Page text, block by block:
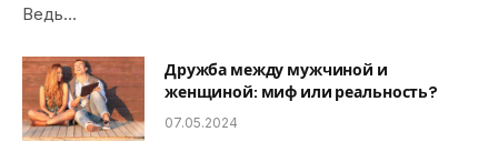
Ведь…
Дружба между мужчиной и
женщиной: миф или реальность?
07.05.2024